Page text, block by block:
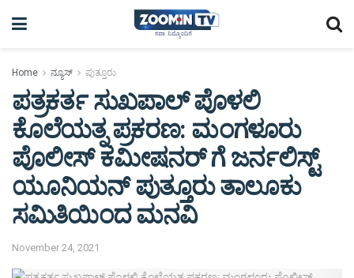
Home ನ್ಯೂಸ್ ಪುತ್ತೂರು
ಪತ್ರಕರ್ತ ಸುಖಪಾಲ್ ಪೊಳಲಿ
ಕೊಲೆಯತ್ನ ಪ್ರಕರಣ: ಮಂಗಳೂರು
ಪೊಲೀಸ್ ಕಮೀಷನರ್ ಗೆ ಜರ್ನಲಿಸ್ಟ್
ಯೂನಿಯನ್ ಪುತ್ತೂರು ತಾಲೂಕು
ಸಮಿತಿಯಿಂದ ಮನವಿ
November 24, 2021